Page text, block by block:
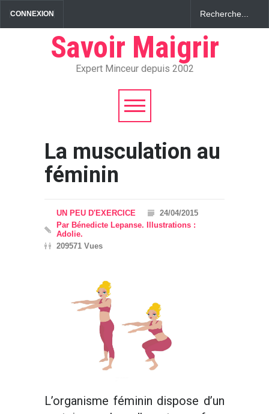
CONNEXION
Savoir Maigrir
Expert Minceur depuis 2002
La musculation au
féminin
UN PEU D'EXERCICE
24/04/2015
Par Bénedicte Lepanse. Illustrations :
Adolie.
209571 Vues
L’organisme féminin dispose d’un